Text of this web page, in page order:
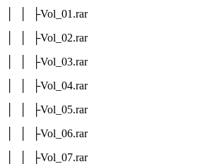
│ │ ├Vol_01.rar
│ │ ├Vol_02.rar
│ │ ├Vol_03.rar
│ │ ├Vol_04.rar
│ │ ├Vol_05.rar
│ │ ├Vol_06.rar
│ │ ├Vol_07.rar